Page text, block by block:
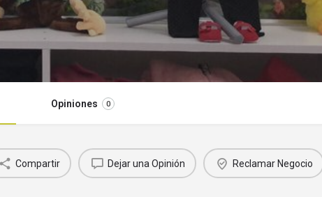
Opiniones 0
Compartir Dejar una Opinión Reclamar Negocio